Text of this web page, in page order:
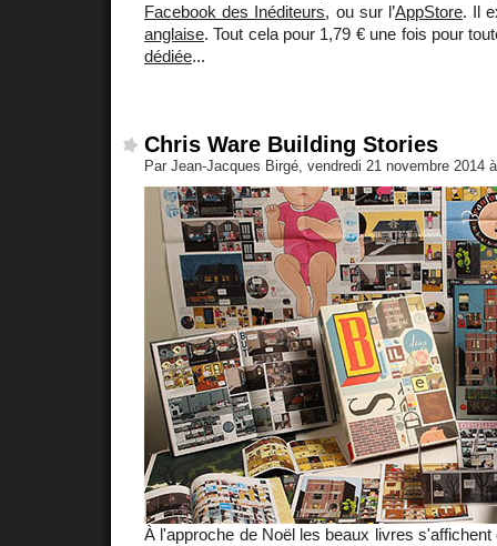
Facebook des Inéditeurs, ou sur l’AppStore. Il
anglaise. Tout cela pour 1,79 € une fois pour
dédiée...
Chris Ware Building Stories
Par Jean-Jacques Birgé, vendredi 21 novembre 2014
À l'approche de Noël les beaux livres